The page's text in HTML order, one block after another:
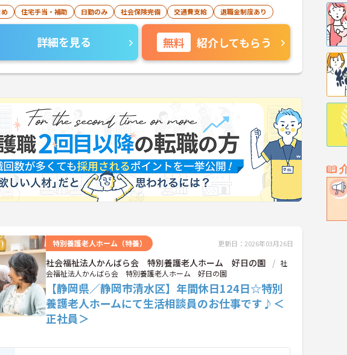
住宅手当・補助 日勤のみ 社会保険完備 交通費支給 退職金制度あり
詳細を見る 無料 紹介してもらう
特別養護老人ホーム（特養） 更新日：2026年03月26日
社会福祉法人かんばら会 特別養護老人ホーム 好日の園
社
会福祉法人かんばら会 特別養護老人ホーム 好日の園
【静岡県／静岡市清水区】年間休日124日☆特別
養護老人ホームにて生活相談員のお仕事です♪＜
正社員＞